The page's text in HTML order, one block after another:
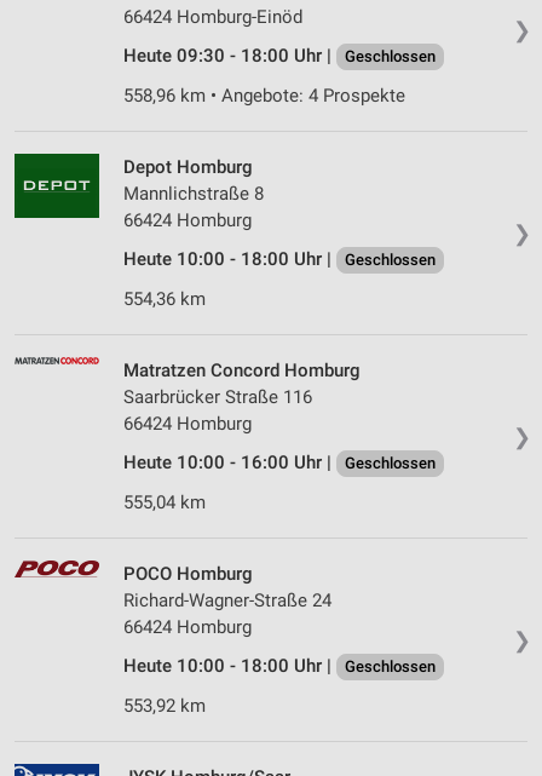
❯
66424 Homburg-Einöd
Heute 09:30 - 18:00 Uhr |
Geschlossen
558,96 km • Angebote: 4 Prospekte
❯
Depot Homburg
Mannlichstraße 8
66424 Homburg
Heute 10:00 - 18:00 Uhr |
Geschlossen
554,36 km
❯
Matratzen Concord Homburg
Saarbrücker Straße 116
66424 Homburg
Heute 10:00 - 16:00 Uhr |
Geschlossen
555,04 km
❯
POCO Homburg
Richard-Wagner-Straße 24
66424 Homburg
Heute 10:00 - 18:00 Uhr |
Geschlossen
553,92 km